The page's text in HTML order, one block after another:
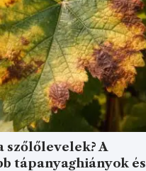
szőlőlevelek? A
tápanyaghiányok és